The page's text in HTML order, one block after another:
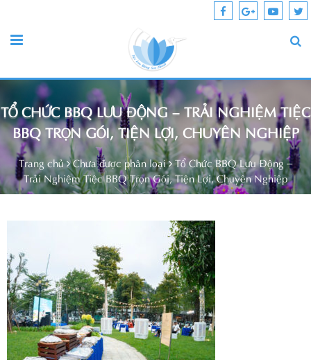
TỔ CHỨC BBQ LƯU ĐỘNG – TRẢI NGHIỆM TIỆC
BBQ TRỌN GÓI, TIỆN LỢI, CHUYÊN NGHIỆP
Trang chủ Chưa được phân loại Tổ Chức BBQ Lưu Động –
Trải Nghiệm Tiệc BBQ Trọn Gói, Tiện Lợi, Chuyên Nghiệp